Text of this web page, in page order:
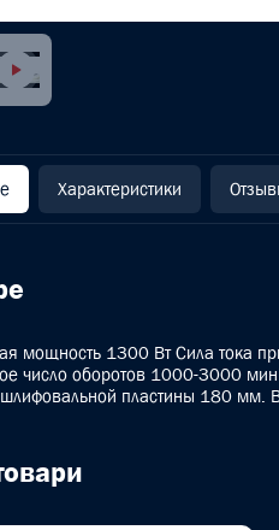
Характеристики
мощность 1300 Вт Сила тока
число оборотов 1000-3000
пластины 180 мм.